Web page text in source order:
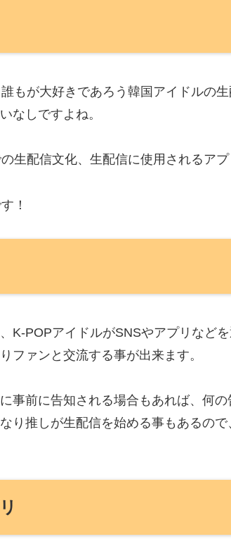
もが大好きであろう韓国アイドルの
なしですよね。
生配信文化、生配信に使用されるアプ
！
K-POPアイドルがSNSやアプリなど
ファンと交流する事が出来ます。
事前に告知される場合もあれば、何
り推しが生配信を始める事もあるの